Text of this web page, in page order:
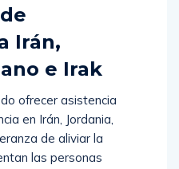
Irán,
e Irak
ofrecer asistencia
en Irán, Jordania,
de aliviar la
las personas